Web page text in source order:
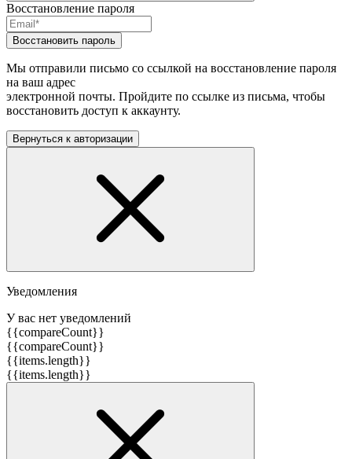
Восстановление пароля
Восстановить пароль
Мы отправили письмо со ссылкой на восстановление пароля
на ваш адрес
электронной почты. Пройдите по ссылке из письма, чтобы
восстановить доступ к аккаунту.
Вернуться к авторизации
Уведомления
У вас нет уведомлений
{{compareCount}}
{{compareCount}}
{{items.length}}
{{items.length}}